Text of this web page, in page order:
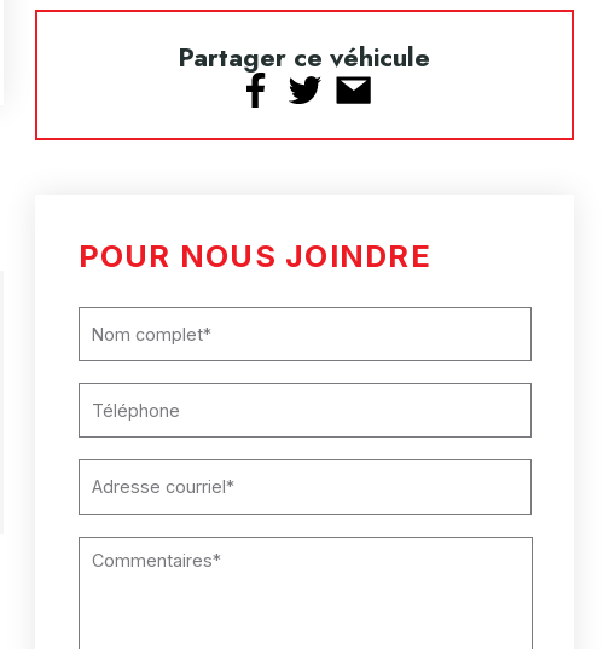
Partager ce véhicule
POUR NOUS JOINDRE